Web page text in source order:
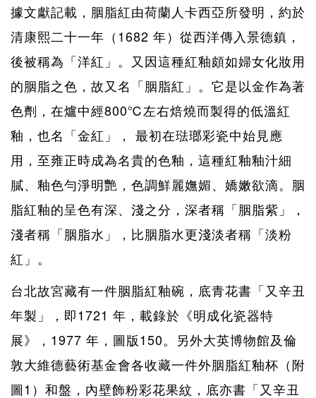
據文獻記載，胭脂紅由荷蘭人卡西亞所發明，約於
清康熙二十一年（1682 年）從西洋傳入景德鎮，
後被稱為「洋紅」。又因這種紅釉頗如婦女化妝用
的胭脂之色，故又名「胭脂紅」。它是以金作為著
色劑，在爐中經800℃左右焙燒而製得的低溫紅
釉，也名「金紅」， 最初在琺瑯彩瓷中始見應
用，至雍正時成為名貴的色釉，這種紅釉釉汁細
膩、釉色勻淨明艷，色調鮮麗嫵媚、嬌嫩欲滴。胭
脂紅釉的呈色有深、淺之分，深者稱「胭脂紫」，
淺者稱「胭脂水」，比胭脂水更淺淡者稱「淡粉
紅」。
台北故宮藏有一件胭脂紅釉碗，底青花書「又辛丑
年製」，即1721 年，載錄於《明成化瓷器特
展》，1977 年，圖版150。另外大英博物館及倫
敦大維德藝術基金會各收藏一件外胭脂紅釉杯（附
圖1）和盤，內壁飾粉彩花果紋，底亦書「又辛丑